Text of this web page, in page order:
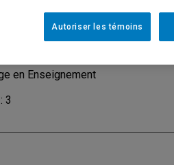
en Enseignement
: 3
Autoriser les témoins